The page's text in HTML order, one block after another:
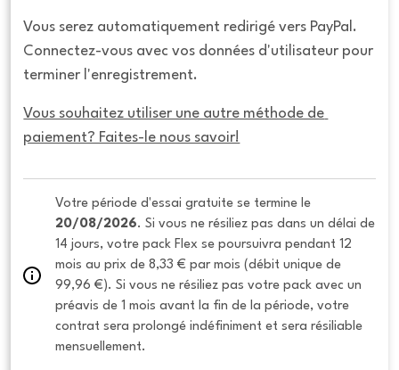
Vous serez automatiquement redirigé vers PayPal.
Connectez-vous avec vos données d'utilisateur pour
terminer l'enregistrement.
Vous souhaitez utiliser une autre méthode de
paiement? Faites-le nous savoir!
20/08/2026. Si vous ne résiliez pas dans un délai de
14 jours, votre pack Flex se poursuivra pendant 12
mois au prix de 8,33 € par mois (débit unique de
99,96 €). Si vous ne résiliez pas votre pack avec un
préavis de 1 mois avant la fin de la période, votre
contrat sera prolongé indéfiniment et sera résiliable
mensuellement.